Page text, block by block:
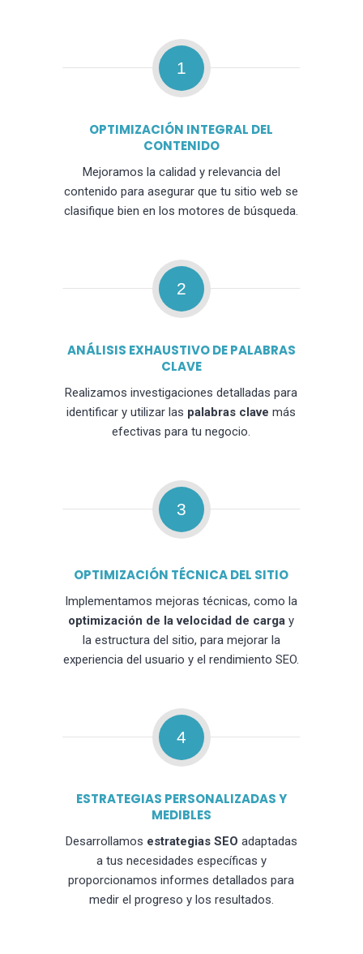
1
OPTIMIZACIÓN INTEGRAL DEL
CONTENIDO
Mejoramos la calidad y relevancia del
contenido para asegurar que tu sitio web se
clasifique bien en los motores de búsqueda.
2
ANÁLISIS EXHAUSTIVO DE PALABRAS
CLAVE
Realizamos investigaciones detalladas para
identificar y utilizar las palabras clave más
efectivas para tu negocio.
3
OPTIMIZACIÓN TÉCNICA DEL SITIO
Implementamos mejoras técnicas, como la
optimización de la velocidad de carga y
la estructura del sitio, para mejorar la
experiencia del usuario y el rendimiento SEO.
4
ESTRATEGIAS PERSONALIZADAS Y
MEDIBLES
Desarrollamos estrategias SEO adaptadas
a tus necesidades específicas y
proporcionamos informes detallados para
medir el progreso y los resultados.